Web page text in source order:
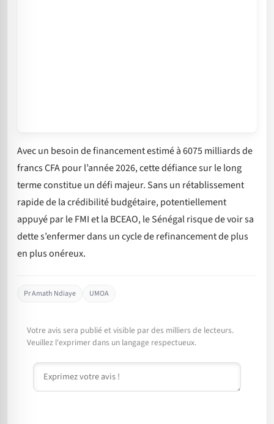
Avec un besoin de financement estimé à 6075 milliards de
francs CFA pour l’année 2026, cette défiance sur le long
terme constitue un défi majeur. Sans un rétablissement
rapide de la crédibilité budgétaire, potentiellement
appuyé par le FMI et la BCEAO, le Sénégal risque de voir sa
dette s’enfermer dans un cycle de refinancement de plus
en plus onéreux.
Pr Amath Ndiaye UMOA
Votre avis sera publié et visible par des milliers de lecteurs.
Veuillez l'exprimer dans un langage respectueux.
Commentaire